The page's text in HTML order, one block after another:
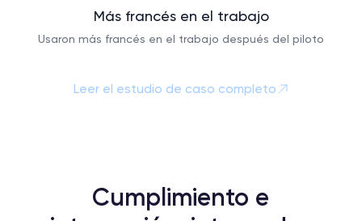
Más francés en el trabajo
Usaron más francés en el trabajo después del piloto
Leer el estudio de caso completo
Cumplimiento e